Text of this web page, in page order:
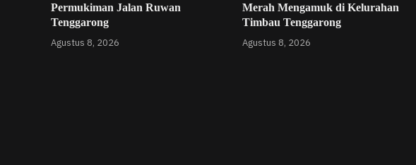
Permukiman Jalan Ruwan
Tenggarong
Agustus 8, 2026
Merah Mengamuk di Kelurahan
Timbau Tenggarong
Agustus 8, 2026